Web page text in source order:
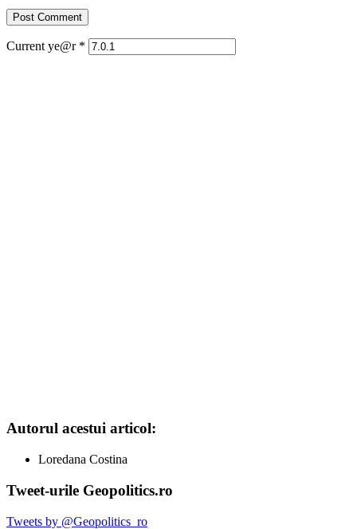
Current ye@r *
Autorul acestui articol:
Loredana Costina
Tweet-urile Geopolitics.ro
Tweets by @Geopolitics_ro